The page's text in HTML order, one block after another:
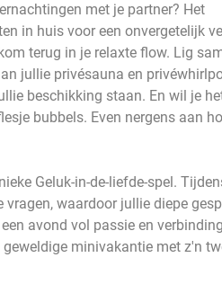
met je partner? Het
in huis voor een onvergetelijk
terug in je relaxte flow. Lig
jullie privésauna en
beschikking staan. En wil je
bubbels. Even nergens aan
Geluk-in-de-liefde-spel.
waardoor jullie diepe
avond vol passie en
minivakantie met z'n